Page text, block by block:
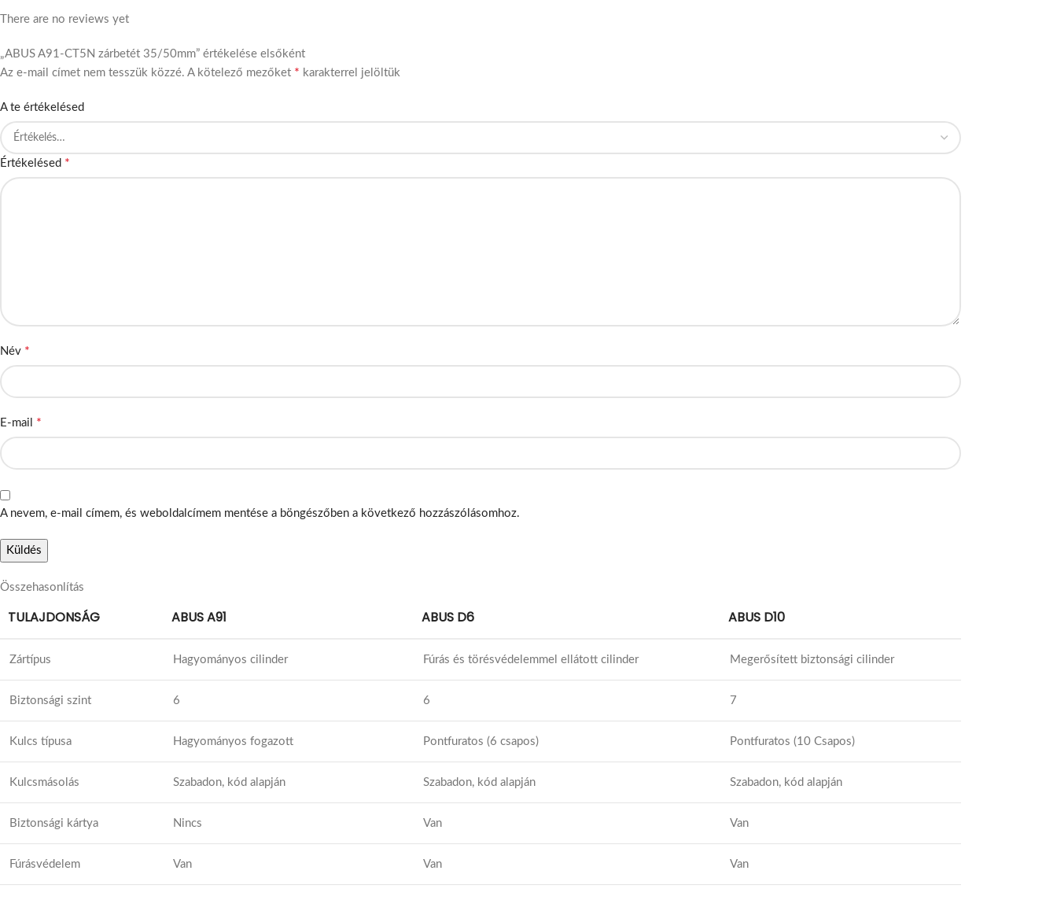
There are no reviews yet
„ABUS A91-CT5N zárbetét 35/50mm” értékelése elsőként
Az e-mail címet nem tesszük közzé. A kötelező mezőket * karakterrel jelöltük
A te értékelésed
Értékelésed *
Név *
E-mail *
A nevem, e-mail címem, és weboldalcímem mentése a böngészőben a következő hozzászólásomhoz.
Összehasonlítás
TULAJDONSÁG ABUS A91 ABUS D6 ABUS D10
Zártípus Hagyományos cilinder Fúrás és törésvédelemmel ellátott cilinder Megerősített biztonsági cilinder
Biztonsági szint 6 6 7
Kulcs típusa Hagyományos fogazott Pontfuratos (6 csapos) Pontfuratos (10 Csapos)
Kulcsmásolás Szabadon, kód alapján Szabadon, kód alapján Szabadon, kód alapján
Biztonsági kártya Nincs Van Van
Fúrásvédelem Van Van Van